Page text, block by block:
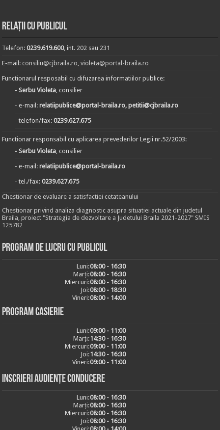
Relații cu publicul
Telefon:0239.619.600, int. 202 sau 231
E-mail:consiliu@cjbraila.ro,violeta@portal-braila.ro
Functionarul resposabil cu difuzarea informatiilor publice:
- Serbu Violeta, consilier
- e-mail:relatiipublice@portal-braila.ro, petitii@cjbraila.ro
- telefon/fax:0239.627.675
Functionar responsabil cu aplicarea prevederilor Legii nr.52/2003:
- Serbu Violeta, consilier
- e-mail:relatiipublice@portal-braila.ro
- tel./fax:0239.627.675
Chestionar de evaluare a satisfactiei cetateanului
Chestionar privind analiza diagnostic asupra situatiei actuale din judetul
Braila, proiect "Strategia de dezvoltare a Judetului Braila 2021-2027" SMIS
125782
Program de lucru cu publicul
Luni:08:00 - 16:30
Marți:08:00 - 16:30
Miercuri:08:00 - 16:30
Joi:08:00 - 18:30
Vineri:08:00 - 14:00
Program casierie
Luni:09:00 - 11:00
Marți:14:30 - 16:30
Miercuri:09:00 - 11:00
Joi:14:30 - 16:30
Vineri:09:00 - 11:00
Inscrieri audiențe conducere
Luni:08:00 - 16:30
Marți:08:00 - 16:30
Miercuri:08:00 - 16:30
Joi:08:00 - 16:30